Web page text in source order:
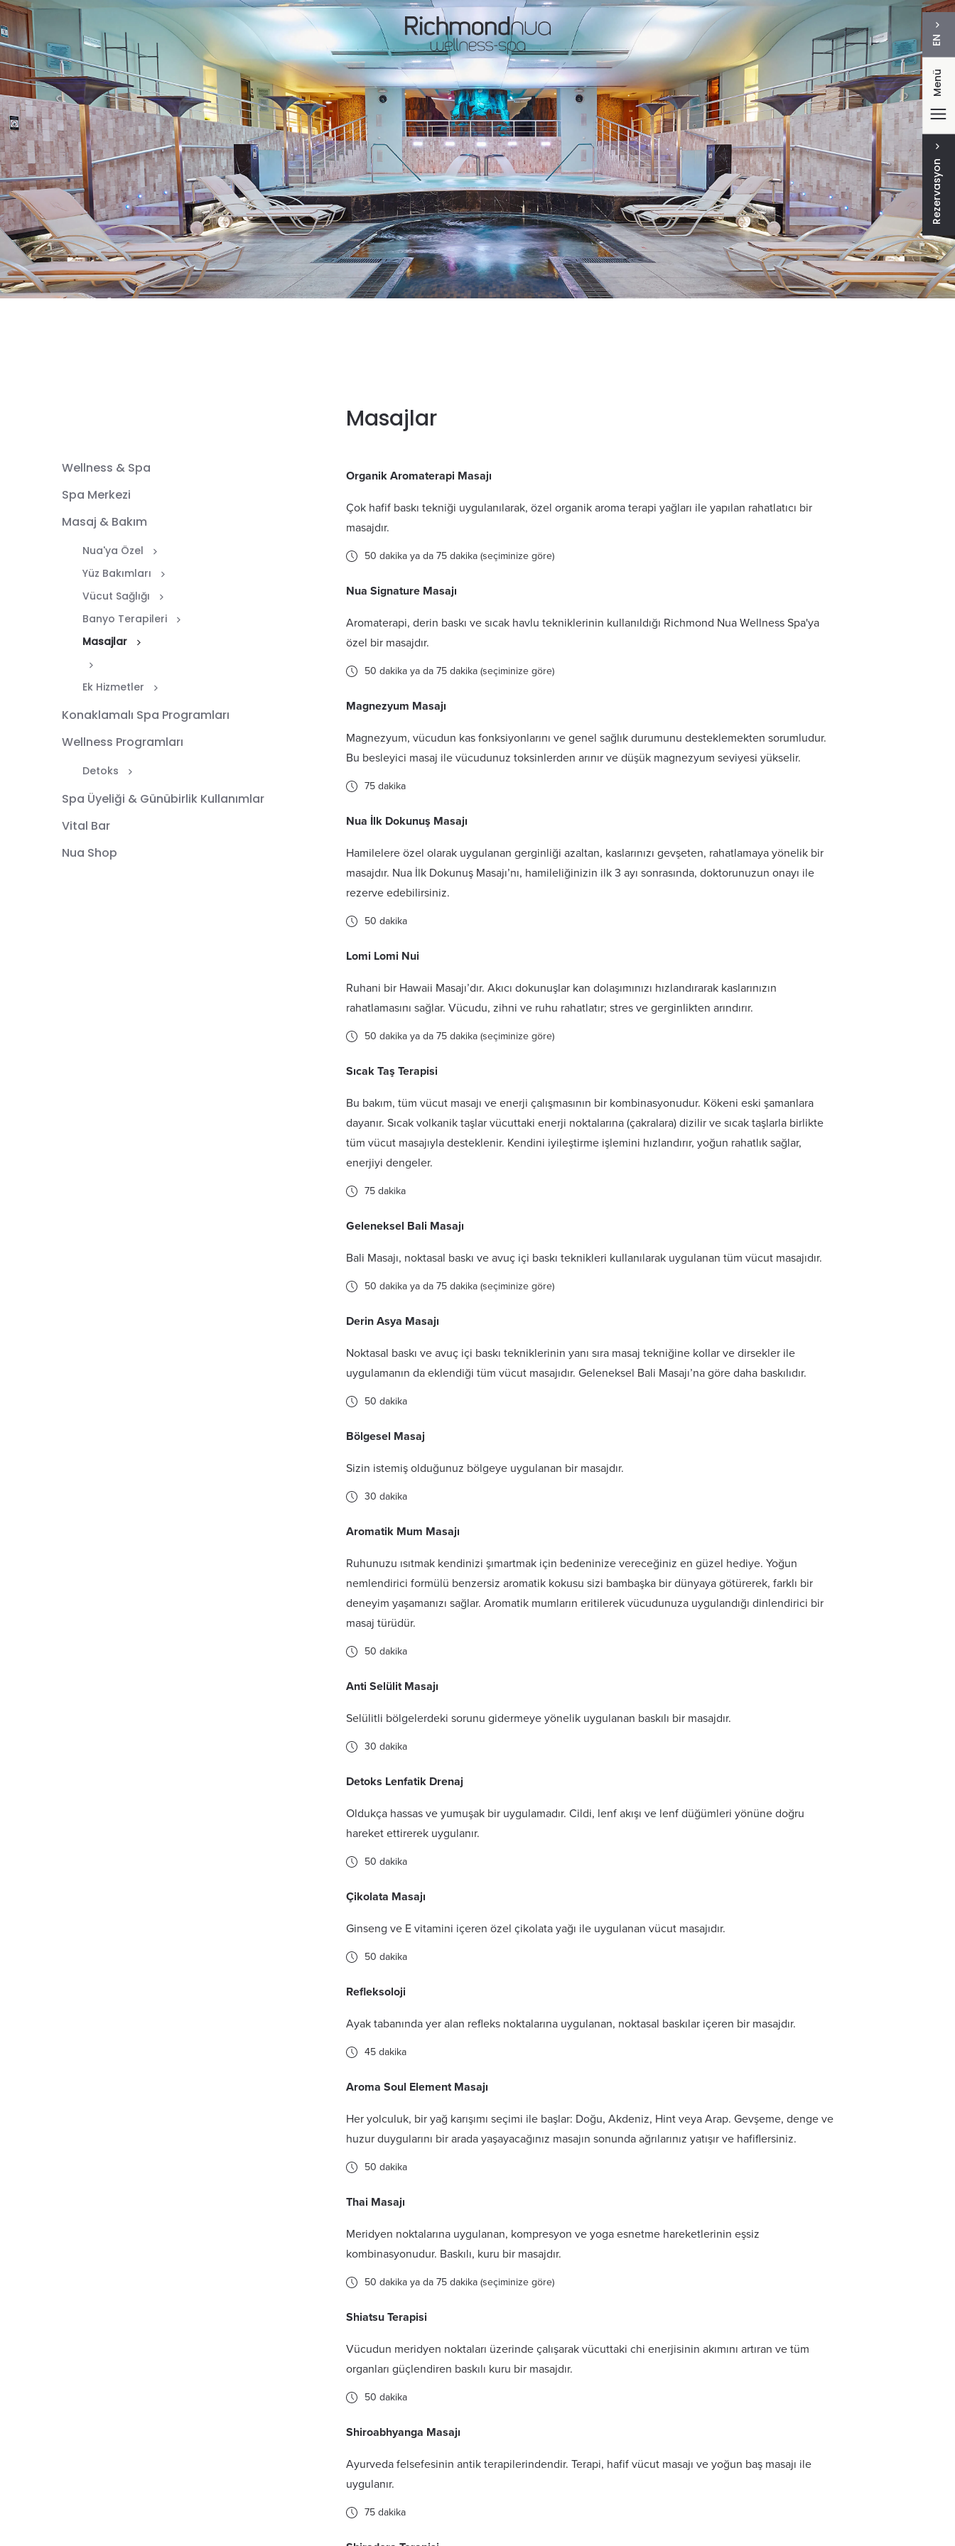
Rezervasyon
Menü
EN
Wellness & Spa
Spa Merkezi
Masaj & Bakım
Nua'ya Özel
Yüz Bakımları
Vücut Sağlığı
Banyo Terapileri
Masajlar
Ek Hizmetler
Konaklamalı Spa Programları
Wellness Programları
Detoks
Spa Üyeliği & Günübirlik Kullanımlar
Vital Bar
Nua Shop
Masajlar
Organik Aromaterapi Masajı
Çok hafif baskı tekniği uygulanılarak, özel organik aroma terapi yağları ile yapılan rahatlatıcı bir
masajdır.
50 dakika ya da 75 dakika (seçiminize göre)
Nua Signature Masajı
Aromaterapi, derin baskı ve sıcak havlu tekniklerinin kullanıldığı Richmond Nua Wellness Spa'ya
özel bir masajdır.
50 dakika ya da 75 dakika (seçiminize göre)
Magnezyum Masajı
Magnezyum, vücudun kas fonksiyonlarını ve genel sağlık durumunu desteklemekten sorumludur.
Bu besleyici masaj ile vücudunuz toksinlerden arınır ve düşük magnezyum seviyesi yükselir.
75 dakika
Nua İlk Dokunuş Masajı
Hamilelere özel olarak uygulanan gerginliği azaltan, kaslarınızı gevşeten, rahatlamaya yönelik bir
masajdır. Nua İlk Dokunuş Masajı’nı, hamileliğinizin ilk 3 ayı sonrasında, doktorunuzun onayı ile
rezerve edebilirsiniz.
50 dakika
Lomi Lomi Nui
Ruhani bir Hawaii Masajı’dır. Akıcı dokunuşlar kan dolaşımınızı hızlandırarak kaslarınızın
rahatlamasını sağlar. Vücudu, zihni ve ruhu rahatlatır; stres ve gerginlikten arındırır.
50 dakika ya da 75 dakika (seçiminize göre)
Sıcak Taş Terapisi
Bu bakım, tüm vücut masajı ve enerji çalışmasının bir kombinasyonudur. Kökeni eski şamanlara
dayanır. Sıcak volkanik taşlar vücuttaki enerji noktalarına (çakralara) dizilir ve sıcak taşlarla birlikte
tüm vücut masajıyla desteklenir. Kendini iyileştirme işlemini hızlandırır, yoğun rahatlık sağlar,
enerjiyi dengeler.
75 dakika
Geleneksel Bali Masajı
Bali Masajı, noktasal baskı ve avuç içi baskı teknikleri kullanılarak uygulanan tüm vücut masajıdır.
50 dakika ya da 75 dakika (seçiminize göre)
Derin Asya Masajı
Noktasal baskı ve avuç içi baskı tekniklerinin yanı sıra masaj tekniğine kollar ve dirsekler ile
uygulamanın da eklendiği tüm vücut masajıdır. Geleneksel Bali Masajı’na göre daha baskılıdır.
50 dakika
Bölgesel Masaj
Sizin istemiş olduğunuz bölgeye uygulanan bir masajdır.
30 dakika
Aromatik Mum Masajı
Ruhunuzu ısıtmak kendinizi şımartmak için bedeninize vereceğiniz en güzel hediye. Yoğun
nemlendirici formülü benzersiz aromatik kokusu sizi bambaşka bir dünyaya götürerek, farklı bir
deneyim yaşamanızı sağlar. Aromatik mumların eritilerek vücudunuza uygulandığı dinlendirici bir
masaj türüdür.
50 dakika
Anti Selülit Masajı
Selülitli bölgelerdeki sorunu gidermeye yönelik uygulanan baskılı bir masajdır.
30 dakika
Detoks Lenfatik Drenaj
Oldukça hassas ve yumuşak bir uygulamadır. Cildi, lenf akışı ve lenf düğümleri yönüne doğru
hareket ettirerek uygulanır.
50 dakika
Çikolata Masajı
Ginseng ve E vitamini içeren özel çikolata yağı ile uygulanan vücut masajıdır.
50 dakika
Refleksoloji
Ayak tabanında yer alan refleks noktalarına uygulanan, noktasal baskılar içeren bir masajdır.
45 dakika
Aroma Soul Element Masajı
Her yolculuk, bir yağ karışımı seçimi ile başlar: Doğu, Akdeniz, Hint veya Arap. Gevşeme, denge ve
huzur duygularını bir arada yaşayacağınız masajın sonunda ağrılarınız yatışır ve hafiflersiniz.
50 dakika
Thai Masajı
Meridyen noktalarına uygulanan, kompresyon ve yoga esnetme hareketlerinin eşsiz
kombinasyonudur. Baskılı, kuru bir masajdır.
50 dakika ya da 75 dakika (seçiminize göre)
Shiatsu Terapisi
Vücudun meridyen noktaları üzerinde çalışarak vücuttaki chi enerjisinin akımını artıran ve tüm
organları güçlendiren baskılı kuru bir masajdır.
50 dakika
Shiroabhyanga Masajı
Ayurveda felsefesinin antik terapilerindendir. Terapi, hafif vücut masajı ve yoğun baş masajı ile
uygulanır.
75 dakika